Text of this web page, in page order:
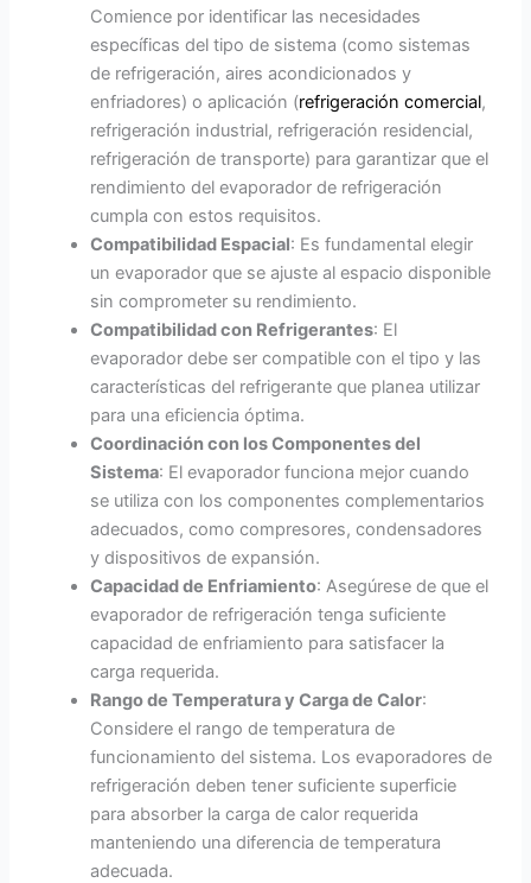
Comience por identificar las necesidades
específicas del tipo de sistema (como sistemas
de refrigeración, aires acondicionados y
enfriadores) o aplicación (refrigeración comercial,
refrigeración industrial, refrigeración residencial,
refrigeración de transporte) para garantizar que el
rendimiento del evaporador de refrigeración
cumpla con estos requisitos.
Compatibilidad Espacial: Es fundamental elegir
un evaporador que se ajuste al espacio disponible
sin comprometer su rendimiento.
Compatibilidad con Refrigerantes: El
evaporador debe ser compatible con el tipo y las
características del refrigerante que planea utilizar
para una eficiencia óptima.
Coordinación con los Componentes del
Sistema: El evaporador funciona mejor cuando
se utiliza con los componentes complementarios
adecuados, como compresores, condensadores
y dispositivos de expansión.
Capacidad de Enfriamiento: Asegúrese de que el
evaporador de refrigeración tenga suficiente
capacidad de enfriamiento para satisfacer la
carga requerida.
Rango de Temperatura y Carga de Calor:
Considere el rango de temperatura de
funcionamiento del sistema. Los evaporadores de
refrigeración deben tener suficiente superficie
para absorber la carga de calor requerida
manteniendo una diferencia de temperatura
adecuada.